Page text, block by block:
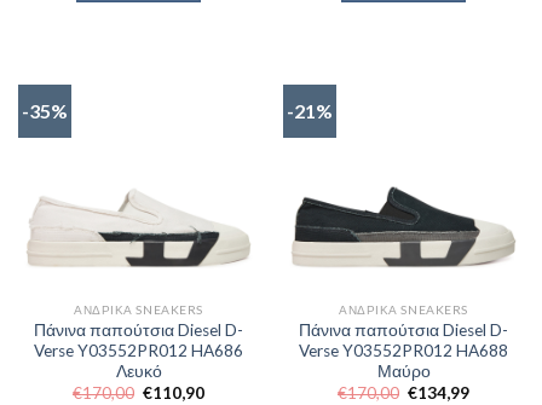
-35%
ΑΝΔΡΙΚΆ SNEAKERS
Πάνινα παπούτσια Diesel D-
Verse Y03552PR012 HA686
Λευκό
€170,00 Original
€110,90Η
-21%
ΑΝΔΡΙΚΆ SNEAKERS
Πάνινα παπούτσια Diesel D-
Verse Y03552PR012 HA688
Μαύρο
€170,00 Original
€134,99Η